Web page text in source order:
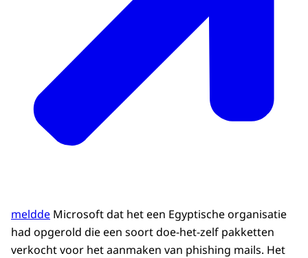
meldde Microsoft dat het een Egyptische organisatie
had opgerold die een soort doe-het-zelf pakketten
verkocht voor het aanmaken van phishing mails. Het